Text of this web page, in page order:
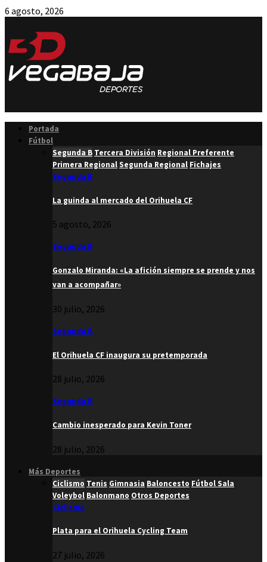
6 agosto, 2026
Portada
Fútbol
Segunda B Tercera División Regional Preferente
Primera RegionalSegunda Regional Fichajes
Segunda B
La guinda al mercado del Orihuela CF
5 agosto, 2026
Segunda B
Gonzalo Miranda: «La afición siempre se prende y nos
van a acompañar»
30 julio, 2026
Segunda B
El Orihuela CF inaugura su pretemporada
28 julio, 2026
Segunda B
Cambio inesperado para Kevin Toner
28 julio, 2026
Más Deportes
Ciclismo Tenis Gimnasia Baloncesto Fútbol Sala
Voleybol Balonmano Otros Deportes
Ciclismo
Plata para el Orihuela Cycling Team
27 julio, 2026